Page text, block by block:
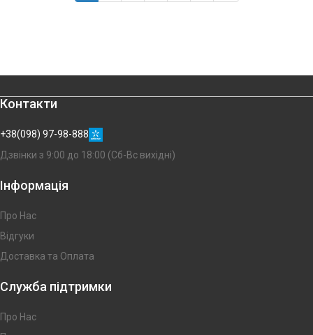
Контакти
+38(098) 97-98-888
Дзвінки з 9:00 до 18:00 (Сб-Вс вихідні)
Інформація
Про Нас
Відгуки
Доставка та Оплата
Служба підтримки
Про Нас